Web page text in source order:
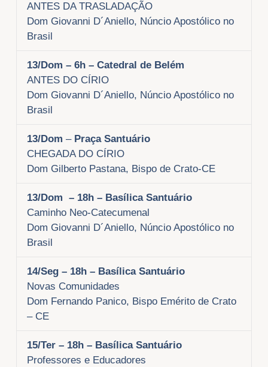
ANTES DA TRASLADAÇÃO
Dom Giovanni D´Aniello, Núncio Apostólico no
Brasil
13/Dom – 6h – Catedral de Belém
ANTES DO CÍRIO
Dom Giovanni D´Aniello, Núncio Apostólico no
Brasil
13/Dom –Praça Santuário
CHEGADA DO CÍRIO
Dom Gilberto Pastana, Bispo de Crato-CE
13/Dom – 18h – Basílica Santuário
Caminho Neo-Catecumenal
Dom Giovanni D´Aniello, Núncio Apostólico no
Brasil
14/Seg – 18h – Basílica Santuário
Novas Comunidades
Dom Fernando Panico, Bispo Emérito de Crato
– CE
15/Ter – 18h – Basílica Santuário
Professores e Educadores